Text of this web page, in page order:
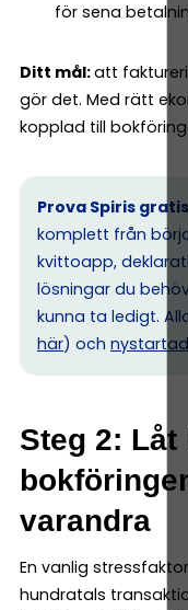
för sena
Ditt mål:att
gör det. Med rätt
kopplad till
Prova Spiris gratis
komplett från
kvittoapp,
lösningar du
kunna ta ledigt.
här) och
Steg 2:
varandra
En vanlig
hundratals